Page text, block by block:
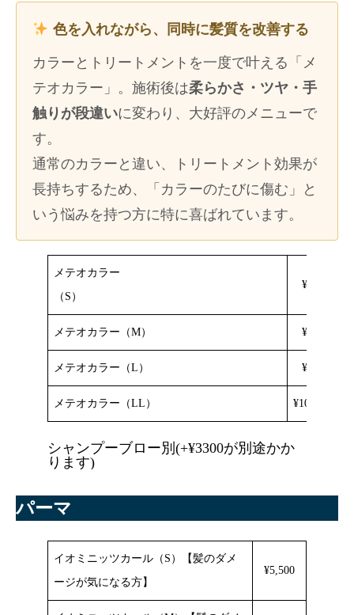
色を入れながら、同時に髪質を改善する
カラーとトリートメントを一度で叶える「メ
テオカラー」。施術後は柔らかさ・ツヤ・手
触りが段違いに変わり、大好評のメニューで
す。
通常のカラーと違い、トリートメント効果が
長持ちするため、「カラーのたびに傷む」と
いう悩みを持つ方に特に喜ばれています。
メテオカラー
（S）
¥8,800
メテオカラー（M） ¥9,350
メテオカラー（L） ¥9,900
メテオカラー（LL） ¥10,450〜
シャンプーブロー別(+¥3300が別途かか
ります)
パーマ
イオミニッツカール（S）【髪のダメ
ージが気になる方】
¥5,500